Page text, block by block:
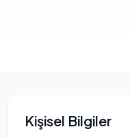
Kişisel Bilgiler